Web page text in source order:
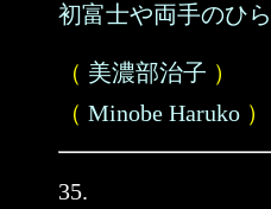
初富士や両手のひ
（ 美濃部治子 ）
（ Minobe Haruko ）
35.